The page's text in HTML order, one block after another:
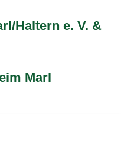
Haltern e. V. &
Marl